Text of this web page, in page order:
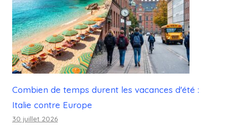
Combien de temps durent les vacances d'été :
Italie contre Europe
30 juillet 2026